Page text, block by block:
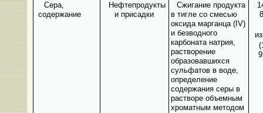
Сера,
содержание
Нефтепродукты
и присадки
Сжигание продукта
в тигле со смесью
оксида марган­ца (IV)
и безводного
карбоната натрия,
растворение
образовавшихся
сульфатов в воде,
определение
содержания серы в
растворе объемным
хроматным методом